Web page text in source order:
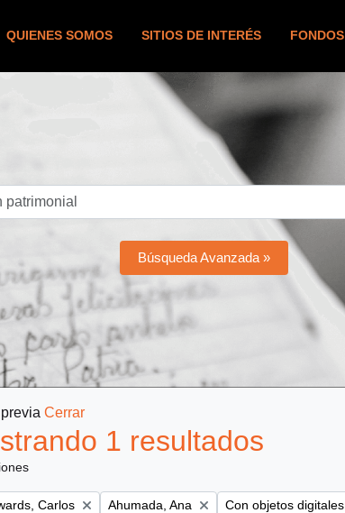
QUIENES SOMOS SITIOS DE INTERÉS FONDOS
Búsqueda Avanzada »
Cerrar
1 resultados
Carlos Remove filter:
Ahumada, Ana Remove filter:
Con objetos digitales